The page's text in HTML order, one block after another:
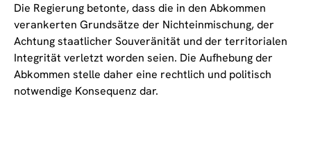
Die Regierung betonte, dass die in den Abkommen
verankerten Grundsätze der Nichteinmischung, der
Achtung staatlicher Souveränität und der territorialen
Integrität verletzt worden seien. Die Aufhebung der
Abkommen stelle daher eine rechtlich und politisch
notwendige Konsequenz dar.